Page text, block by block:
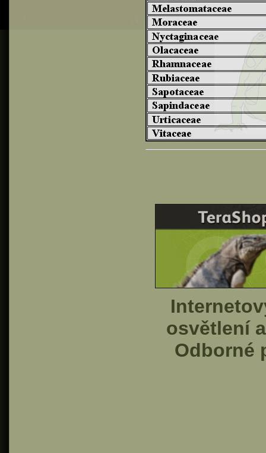
osvětlení
Odborné